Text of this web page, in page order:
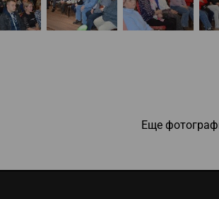
Еще